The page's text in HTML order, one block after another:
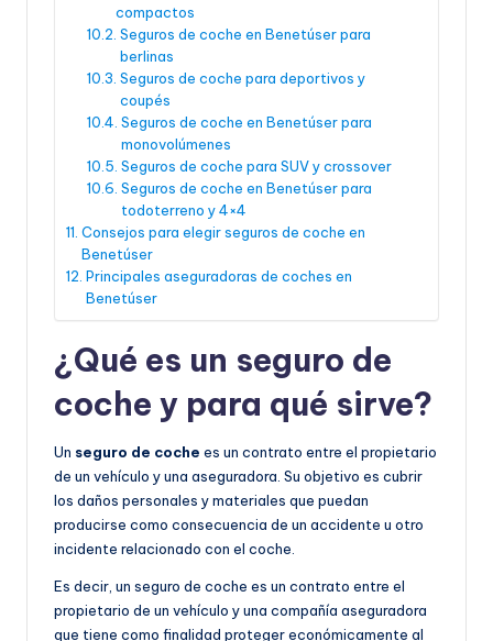
compactos
Seguros de coche en Benetúser para
berlinas
Seguros de coche para deportivos y
coupés
Seguros de coche en Benetúser para
monovolúmenes
Seguros de coche para SUV y crossover
Seguros de coche en Benetúser para
todoterreno y 4×4
Consejos para elegir seguros de coche en
Benetúser
Principales aseguradoras de coches en
Benetúser
¿Qué es un seguro de
coche y para qué sirve?
Un seguro de coche es un contrato entre el propietario
de un vehículo y una aseguradora. Su objetivo es cubrir
los daños personales y materiales que puedan
producirse como consecuencia de un accidente u otro
incidente relacionado con el coche.
Es decir, un seguro de coche es un contrato entre el
propietario de un vehículo y una compañía aseguradora
que tiene como finalidad proteger económicamente al